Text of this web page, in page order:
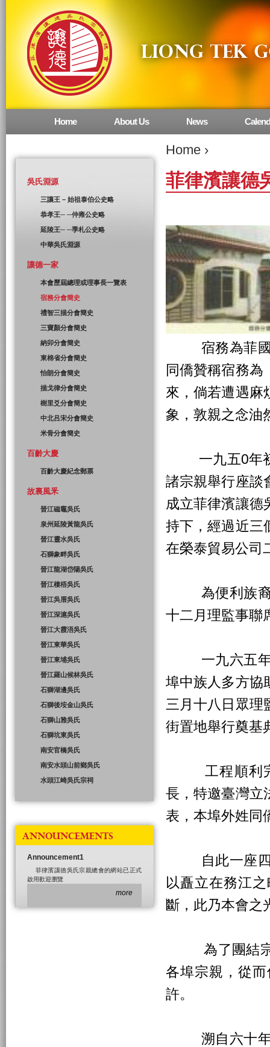
Home ›
菲律濱讓德
宿務為菲國第
同僑贊稱宿務為
來，倘若遭遇麻
象，敦親之念油
一九五0年初
諸宗親舉行座談
成立菲律濱讓德
持下，經過近三
在榮泰貿易公司
為便利族裔每
十二月理監事聯
一九六五年故
埠中族人多方協
三月十八日眾理
街置地舉行奠基
工程順利完
長，特邀臺灣立
表，本埠外姓同
自此一座四層
以矗立在務江
斷，此乃本會之
為了團結宗親
各埠宗親，從
許。
溯自六十年代
Main menu
Home About Us News
吳氏淵源
三讓王 – 始祖泰伯公史略
恭孝王─ ─仲雍公史略
延陵王─ ─季札公史略
中華吳氏淵源
讓德一家
本會歷屆總理或理事長一覽表
宿務分會簡史
禮智三描分會簡史
三寶顏分會簡史
納卯分會簡史
東棉省分會簡史
怡朗分會簡史
描戈律分會簡史
樹里爻分會簡史
中北吕宋分會簡史
米骨分會簡史
百齡大慶
百齡大慶紀念郵票
故裏風釆
晉江磁竈吳氏
泉州延陵黃龍吳氏
晉江靈水吳氏
石獅象畔吳氏
晉江龍湖岱陽吳氏
晉江棲梧吳氏
晉江吳厝吳氏
晉江深滬吳氏
晉江大霞浯吳氏
晉江東華吳氏
晉江東埔吳氏
晉江羅山候林吳氏
石獅湖邊吳氏
石獅後垵金山吳氏
石獅山雅吳氏
石獅坑東吳氏
南安官橋吳氏
南安水頭山前鄉吳氏
水頭江崎吳氏宗祠
ANNOUNCEMENTS
Announcement1
菲律濱讓德吳氏宗親總會的網站已正式
啟用歡迎瀏覽
more